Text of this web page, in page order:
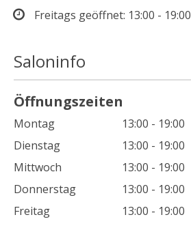
Freitags geöffnet: 13:00 - 19:00
Saloninfo
Öffnungszeiten
Montag
13:00 - 19:00
Dienstag
13:00 - 19:00
Mittwoch
13:00 - 19:00
Donnerstag
13:00 - 19:00
Freitag
13:00 - 19:00